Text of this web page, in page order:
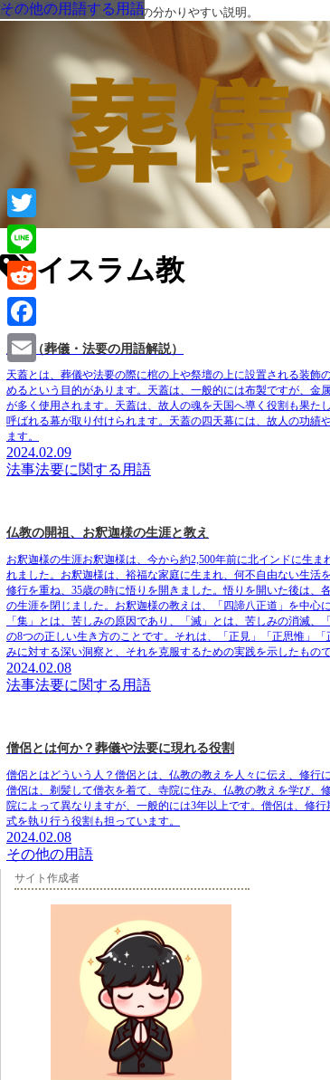
葬儀・葬式・法要についての分かりやすい説明。
イスラム教
法事法要に関する用語
天蓋（葬儀・法要の用語解説）
天蓋とは、葬儀や法要の際に棺の上や祭壇の上に設置される装飾
める という目的があります。天蓋は、一般的には布製ですが、金
が多く使用されます。天蓋は、 故人の魂を天国へ導く役割 も果た
呼ばれる幕が取り付けられます。天蓋の四天幕には、 故人の功績
ます。
2024.02.09
法事法要に関する用語
法事法要に関する用語
仏教の開祖、お釈迦様の生涯と教え
お釈迦様の生涯お釈迦様は、今から約2,500年前に北インドに生
れました。お釈迦様は、裕福な家庭に生まれ、何不自由ない生活
修行を重ね、35歳の時に悟りを開きました。悟りを開いた後は
の生涯を閉じました。お釈迦様の教えは、
「四諦八正道」 を中心
「集」とは、苦しみの原因であり、「滅」とは、苦しみの消滅、
の8つの正しい生き方のことです。それは、「正見」「正思惟」
みに対する深い洞察と、それを克服するための実践を示したもの
2024.02.08
法事法要に関する用語
その他の用語
僧侶とは何か？葬儀や法要に現れる役割
僧侶とはどういう人？ 僧侶とは、仏教の教えを人々に伝え、修行
僧侶は、剃髪して僧衣を着て、寺院に住み、仏教の教えを学び、
院によって異なりますが、一般的には3年以上です。僧侶は、修
式を執り行う役割も担っています。
2024.02.08
その他の用語
サイト作成者
Twitter
Line
Reddit
Facebook
Email